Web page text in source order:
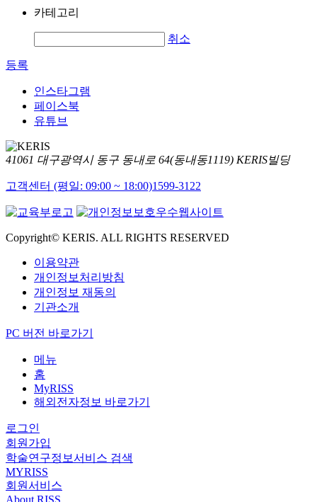
카테고리
취소
등록
인스타그램
페이스북
유튜브
41061 대구광역시 동구 동내로 64(동내동1119) KERIS빌딩
고객센터 (평일: 09:00 ~ 18:00)1599-3122
Copyright© KERIS. ALL RIGHTS RESERVED
이용약관
개인정보처리방침
개인정보 재동의
기관소개
PC 버전 바로가기
메뉴
홈
MyRISS
해외전자정보 바로가기
로그인
회원가입
학술연구정보서비스 검색
MYRISS
회원서비스